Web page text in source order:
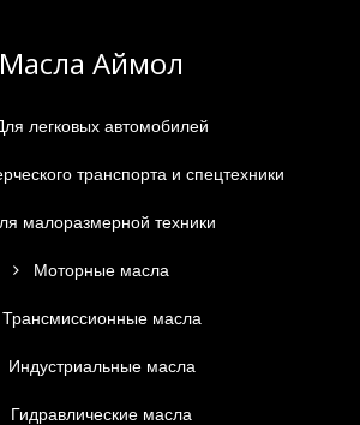
Масла Аймол
легковых автомобилей
транспорта и спецтехники
малоразмерной техники
Моторные масла
Трансмиссионные масла
Индустриальные масла
Гидравлические масла